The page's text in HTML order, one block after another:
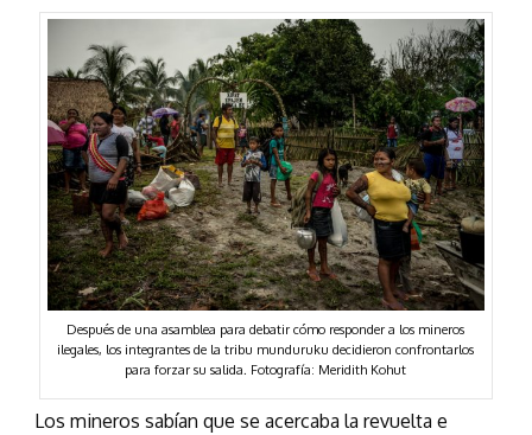
Después de una asamblea para debatir cómo responder a los mineros
ilegales, los integrantes de la tribu munduruku decidieron confrontarlos
para forzar su salida. Fotografía: Meridith Kohut
Los mineros sabían que se acercaba la revuelta e